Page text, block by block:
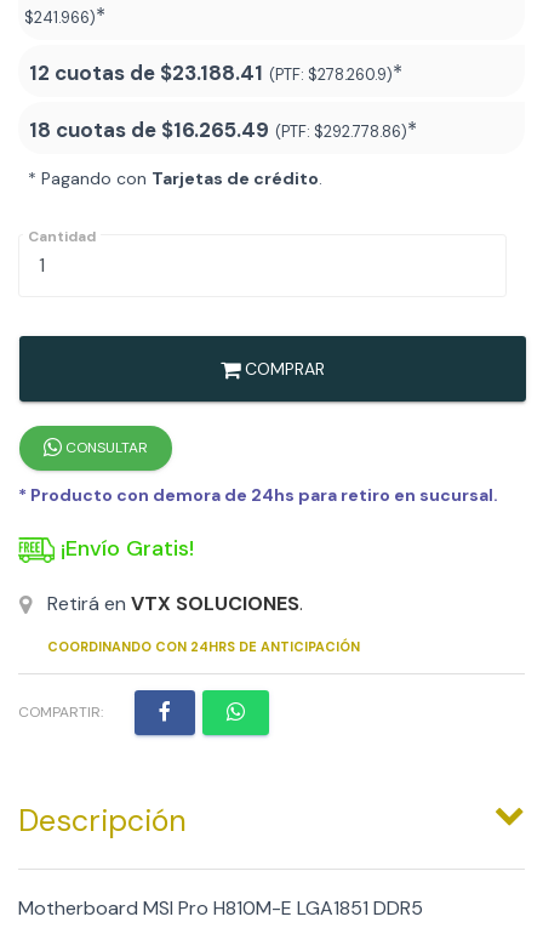
$241.966)*
12 cuotas de $23.188.41 (PTF: $278.260.9)*
18 cuotas de $16.265.49 (PTF: $292.778.86)*
* Pagando con Tarjetas de crédito.
Cantidad
COMPRAR
CONSULTAR
* Producto con demora de 24hs para retiro en sucursal.
¡Envío Gratis!
Retirá en VTX SOLUCIONES.
COORDINANDO CON 24HRS DE ANTICIPACIÓN
COMPARTIR:
Descripción
Motherboard MSI Pro H810M-E LGA1851 DDR5